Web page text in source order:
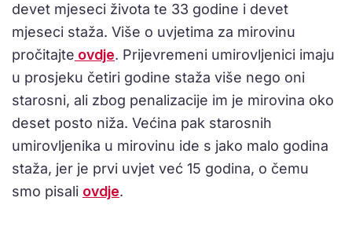
devet mjeseci života te 33 godine i devet
mjeseci staža. Više o uvjetima za mirovinu
pročitajte ovdje. Prijevremeni umirovljenici imaju
u prosjeku četiri godine staža više nego oni
starosni, ali zbog penalizacije im je mirovina oko
deset posto niža. Većina pak starosnih
umirovljenika u mirovinu ide s jako malo godina
staža, jer je prvi uvjet već 15 godina, o čemu
smo pisali ovdje.